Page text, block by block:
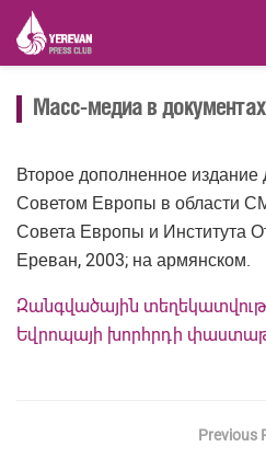
Масс-медиа в
Второе дополненное издание
Советом Европы в области
Совета Европы и Института
Ереван, 2003; на армянском.
Զանգվածային
Եվրոպայի խորհրդի
Previous